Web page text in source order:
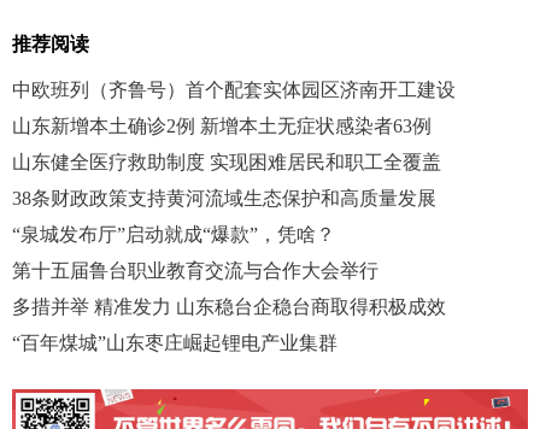
推荐阅读
中欧班列（齐鲁号）首个配套实体园区济南开工建设
山东新增本土确诊2例 新增本土无症状感染者63例
山东健全医疗救助制度 实现困难居民和职工全覆盖
38条财政政策支持黄河流域生态保护和高质量发展
“泉城发布厅”启动就成“爆款”，凭啥？
第十五届鲁台职业教育交流与合作大会举行
多措并举 精准发力 山东稳台企稳台商取得积极成效
“百年煤城”山东枣庄崛起锂电产业集群